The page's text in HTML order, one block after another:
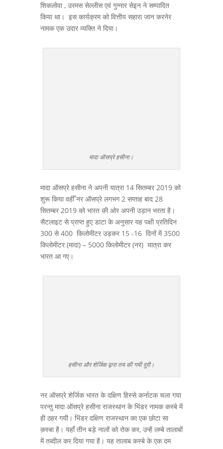
शिकलोवा , उरमस सेल्लीस एवं गुन्नार सेइन ने सम्पादित
किया था। इस कार्यक्रम को वित्तीय सहारा जान करनेर
नामक एक उदार व्यक्ति ने दिया।
मादा ऑसप्रे हसीना।
मादा ऑसप्रे हसीना ने अपनी यात्रा 14 सितम्बर 2019 को
शुरू किया वहीँ नर ऑसप्रे लगभग 2 सप्ताह बाद 28
सितम्बर 2019 को भारत की ओर अपनी उड़ान भरता है।
सैटलाइट से प्राप्त हुए डाटा के अनुसार यह पक्षी प्रतिदिन
300 से 400 किलोमीटर उड़कर 15 -16 दिनों में 3500
किलोमीटर (मादा) – 5000 किलोमीटर (नर) यात्रा कर
भारत आ गए।
हसीना और शेर्जिक द्वारा तय की गयी दुरी।
नर ऑसप्रे शेर्जिक भारत के दक्षिण हिस्से कर्नाटक चला गया
परन्तु मादा ऑसप्रे हसीना राजस्थान के भिंडर नामक कस्बे में
ही ठहर गयी। भिंडर दक्षिण राजस्थान का एक छोटा सा
क़स्बा है। यहाँ तीन बड़े नालों को रोक कर, उन्हें लम्बे तालाबों
में तब्दील कर दिया गया है। यह तालाब कस्बे के एक दम